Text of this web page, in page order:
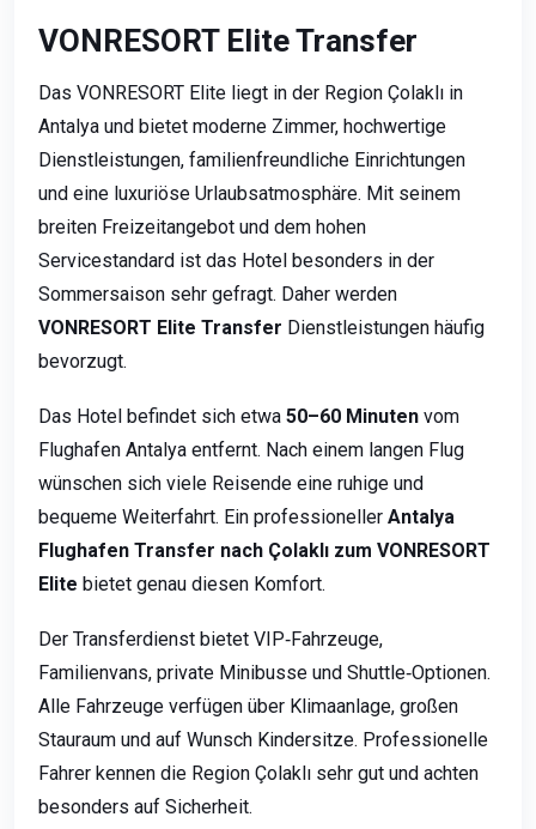
VONRESORT Elite Transfer
Das VONRESORT Elite liegt in der Region Çolaklı in
Antalya und bietet moderne Zimmer, hochwertige
Dienstleistungen, familienfreundliche Einrichtungen
und eine luxuriöse Urlaubsatmosphäre. Mit seinem
breiten Freizeitangebot und dem hohen
Servicestandard ist das Hotel besonders in der
Sommersaison sehr gefragt. Daher werden
VONRESORT Elite Transfer Dienstleistungen häufig
bevorzugt.
Das Hotel befindet sich etwa 50–60 Minuten vom
Flughafen Antalya entfernt. Nach einem langen Flug
wünschen sich viele Reisende eine ruhige und
bequeme Weiterfahrt. Ein professioneller Antalya
Flughafen Transfer nach Çolaklı zum VONRESORT
Elite bietet genau diesen Komfort.
Der Transferdienst bietet VIP‑Fahrzeuge,
Familienvans, private Minibusse und Shuttle‑Optionen.
Alle Fahrzeuge verfügen über Klimaanlage, großen
Stauraum und auf Wunsch Kindersitze. Professionelle
Fahrer kennen die Region Çolaklı sehr gut und achten
besonders auf Sicherheit.